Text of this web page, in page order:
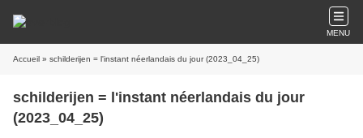
MENU
Accueil » schilderijen = l'instant néerlandais du jour (2023_04_25)
schilderijen = l'instant néerlandais du jour
(2023_04_25)